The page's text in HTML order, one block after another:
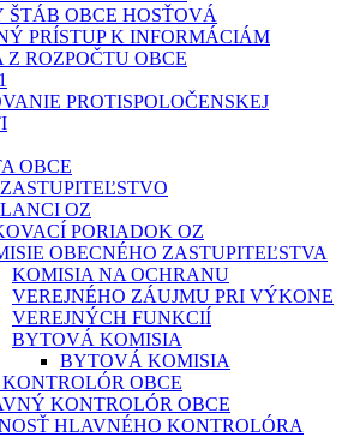
ŠTÁB OBCE HOSŤOVÁ
PRÍSTUP K INFORMÁCIÁM
ROZPOČTU OBCE
PROTISPOLOČENSKEJ
OBCE
OZ
PORIADOK OZ
OBECNÉHO ZASTUPITEĽSTVA
KOMISIA NA OCHRANU
VEREJNÉHO ZÁUJMU PRI VÝKONE
VEREJNÝCH FUNKCIÍ
BYTOVÁ KOMISIA
BYTOVÁ KOMISIA
OBCE
KONTROLÓR OBCE
HLAVNÉHO KONTROLÓRA